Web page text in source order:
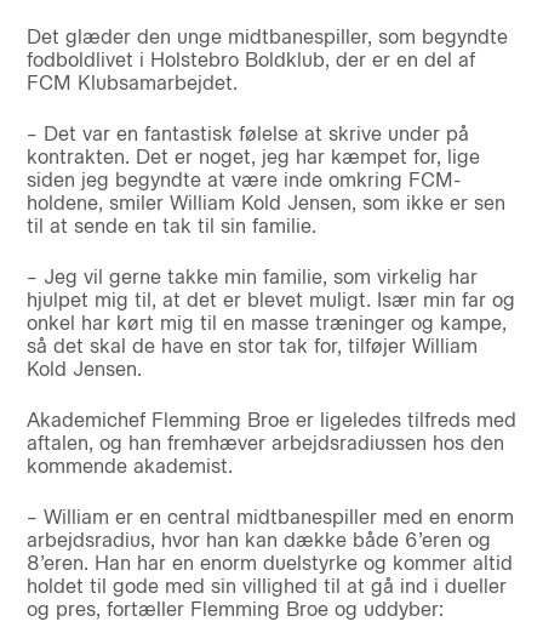
Det glæder den unge midtbanespiller, som begyndte
fodboldlivet i Holstebro Boldklub, der er en del af
FCM Klubsamarbejdet.
– Det var en fantastisk følelse at skrive under på
kontrakten. Det er noget, jeg har kæmpet for, lige
siden jeg begyndte at være inde omkring FCM-
holdene, smiler William Kold Jensen, som ikke er sen
til at sende en tak til sin familie.
– Jeg vil gerne takke min familie, som virkelig har
hjulpet mig til, at det er blevet muligt. Især min far og
onkel har kørt mig til en masse træninger og kampe,
så det skal de have en stor tak for, tilføjer William
Kold Jensen.
Akademichef Flemming Broe er ligeledes tilfreds med
aftalen, og han fremhæver arbejdsradiussen hos den
kommende akademist.
– William er en central midtbanespiller med en enorm
arbejdsradius, hvor han kan dække både 6’eren og
8’eren. Han har en enorm duelstyrke og kommer altid
holdet til gode med sin villighed til at gå ind i dueller
og pres, fortæller Flemming Broe og uddyber: